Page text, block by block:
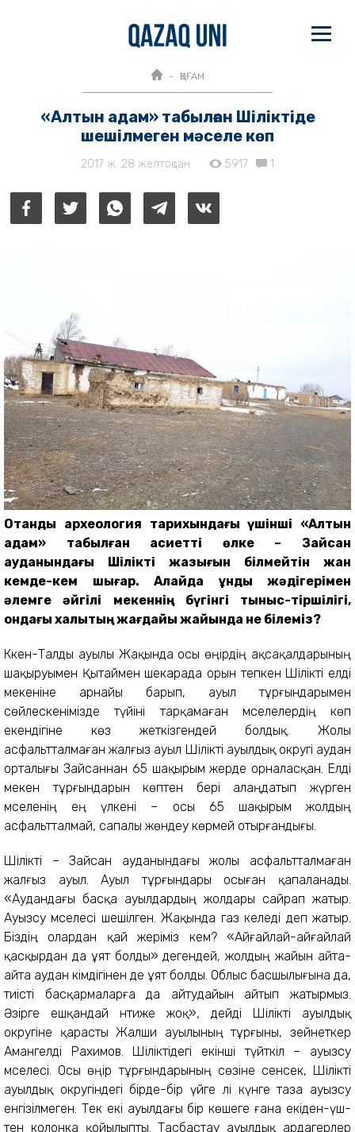
ҚОҒАМ
«Алтын адам» табылған Шіліктіде
шешілмеген мәселе көп
2017 ж. 28 желтоқсан 5917 1
Отандық археология тарихындағы үшінші «Алтын
адам» табылған қасиетті өлке – Зайсан
ауданындағы Шілікті жазығын білмейтін жан
кемде-кем шығар. Алайда құнды жәдігерімен
әлемге әйгілі мекеннің бүгінгі тыныс-тіршілігі,
ондағы халықтың жағдайы жайында не білеміз?
Кәкен-Талды ауылы Жақында осы өңірдің ақсақалдарының
шақыруымен Қытаймен шек­арада орын тепкен Шілікті елді
мекеніне арнайы барып, ауыл тұрғындарымен
сөйлескенімізде түйіні тарқамаған мәселелердің көп
екендігіне көз жеткізгендей болдық. Жолы
асфальтталмаған жалғыз ауыл Шілікті ауылдық округі аудан
орталығы Зайсаннан 65 шақырым жерде орналасқан. Елді
мекен тұрғындарын көптен бері алаңдатып жүрген
мәселенің ең үлкені – осы 65 шақырым жолдың
асфальтталмай, сапалы жөндеу көрмей отырғандығы.
Шілікті – Зайсан ауданындағы жолы асфальтталмаған
жалғыз ауыл. Ауыл тұрғындары осыған қапаланады.
«Аудандағы басқа ауылдардың жолдары сайрап жатыр.
Ауызсу мәселесі шешілген. Жақында газ келеді деп жатыр.
Біздің олардан қай жеріміз кем? «Айғайлай-айғайлай
қасқырдан да ұят болды» дегендей, жолдың жайын айта-
айта аудан әкімдігінен де ұят болды. Облыс басшылығына да,
тиісті басқармаларға да айтудайын айтып жатырмыз.
Әзірге ешқандай нәтиже жоқ», дейді Шілікті ауылдық
округіне қарасты Жалши ауылының тұрғыны, зейнеткер
Амангелді Рахимов. Шіліктідегі екінші түйткіл – ауызсу
мәселесі. Осы өңір тұр­ғын­дарының сөзіне сенсек, Шілікті
ауыл­дық округіндегі бірде-бір үйге әлі күнге таза ауызсу
енгізілмеген. Тек екі ауылдағы бір көшеге ғана екіден-үш­
тен колонка қойылыпты. Тасбастау ауылдық ардагерлер